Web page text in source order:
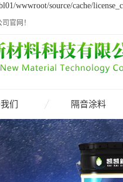
wwwroot/source/cache/
官网！
们 隔音涂料